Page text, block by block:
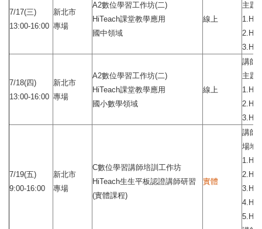
7/17(三)
13:00-16:00
新北市
專場
A2數位學習工作坊(二)
HiTeach課堂教學應用
國中領域
線上
主題
7/18(四)
13:00-16:00
新北市
專場
A2數位學習工作坊(二)
HiTeach課堂教學應用
國小數學領域
線上
講師
主題
7/19(五)
9:00-16:00
新北市
專場
C數位學習講師培訓工作坊
HiTeach生生平板認證講師研習
(實體課程)
實體
講師
場地